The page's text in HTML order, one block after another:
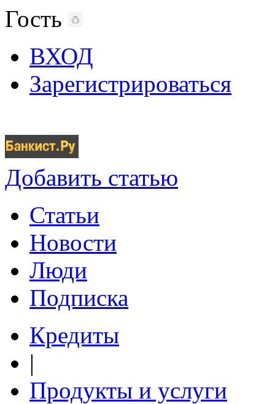
Гость
ВХОД
Зарегистрироваться
Добавить статью
Статьи
Новости
Люди
Подписка
Кредиты
|
Продукты и услуги